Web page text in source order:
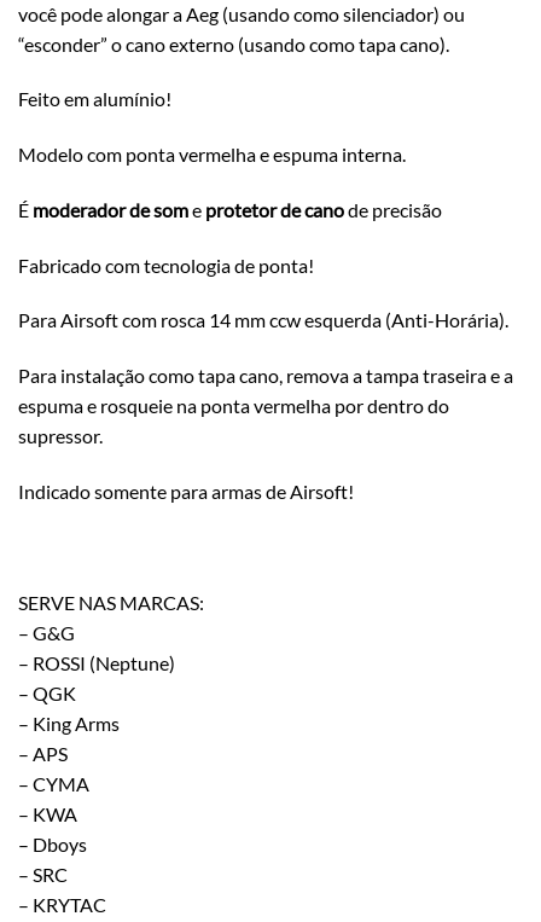
você pode alongar a Aeg (usando como silenciador) ou
“esconder” o cano externo (usando como tapa cano).
Feito em alumínio!
Modelo com ponta vermelha e espuma interna.
É moderador de some protetor de canode precisão
Fabricado com tecnologia de ponta!
Para Airsoft com rosca 14 mm ccw esquerda (Anti-Horária).
Para instalação como tapa cano, remova a tampa traseira e a
espuma e rosqueie na ponta vermelha por dentro do
supressor.
Indicado somente para armas de Airsoft!
SERVE NAS MARCAS:
– G&G
– ROSSI (Neptune)
– QGK
– King Arms
– APS
– CYMA
– KWA
– Dboys
– SRC
– KRYTAC